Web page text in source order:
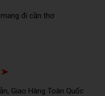
đi cần thơ
➤
Giao Hàng Toàn Quốc